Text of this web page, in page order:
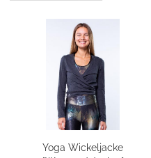
Yoga Wickeljacke